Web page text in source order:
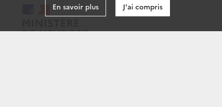
En savoir plus J'ai compris